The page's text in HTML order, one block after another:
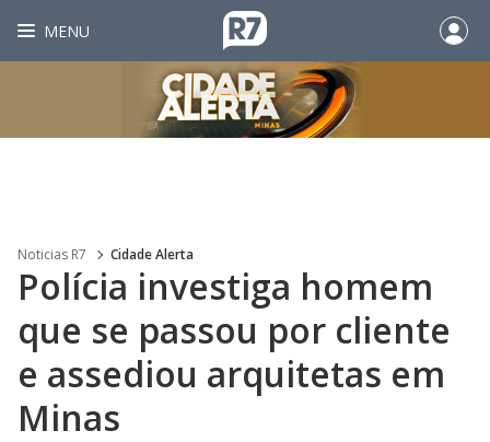
MENU
Noticias R7 Cidade Alerta
Polícia investiga homem
que se passou por cliente
e assediou arquitetas em
Minas